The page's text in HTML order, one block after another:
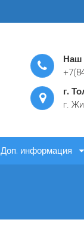
Наш
г.
г.
Доп. информация